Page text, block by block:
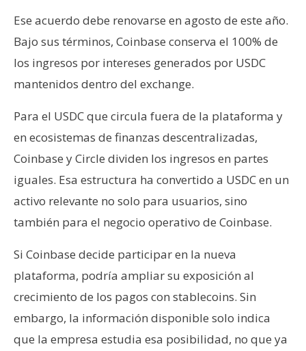
Ese acuerdo debe renovarse en agosto de este año.
Bajo sus términos, Coinbase conserva el 100% de
los ingresos por intereses generados por USDC
mantenidos dentro del exchange.
Para el USDC que circula fuera de la plataforma y
en ecosistemas de finanzas descentralizadas,
Coinbase y Circle dividen los ingresos en partes
iguales. Esa estructura ha convertido a USDC en un
activo relevante no solo para usuarios, sino
también para el negocio operativo de Coinbase.
Si Coinbase decide participar en la nueva
plataforma, podría ampliar su exposición al
crecimiento de los pagos con stablecoins. Sin
embargo, la información disponible solo indica
que la empresa estudia esa posibilidad, no que ya